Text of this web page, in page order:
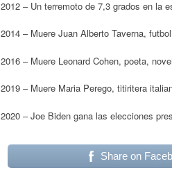
2012 – Un terremoto de 7,3 grados en la
2014 – Muere Juan Alberto Taverna,
2016 – Muere Leonard Cohen, poeta,
2019 – Muere Maria Perego, titiritera
2020 – Joe Biden gana las elecciones
Share on